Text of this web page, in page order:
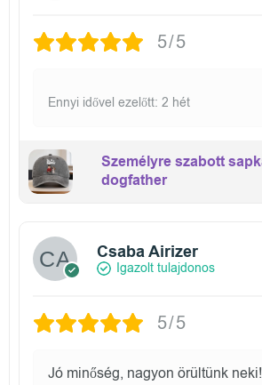
5/5
Ennyi idővel ezelőtt: 2 hét
Személyre szabott
dogfather
Csaba Airizer
Igazolt tulajdonos
5/5
Jó minőség, nagyon örültünk neki!